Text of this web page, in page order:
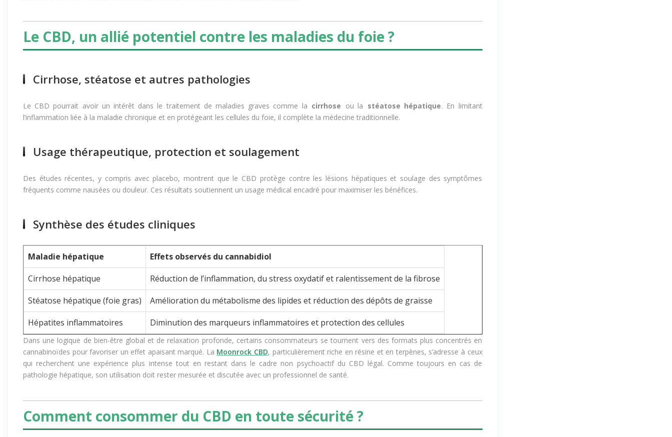
Le CBD, un allié potentiel contre les maladies du foie ?
Cirrhose, stéatose et autres pathologies
Le CBD pourrait avoir un intérêt dans le traitement de maladies graves comme lacirrhoseou lastéatose hépatique
Usage thérapeutique, protection et soulagement
Des études récentes, y compris avec placebo, montrent que le CBD protège contre les lésions hépatiques et soulage des symptômes
Synthèse des études cliniques
Maladie hépatique
Effets observés du cannabidiol
Cirrhose hépatique
Réduction de l’inflammation, du stress oxydatif et ralentissement de la fibrose
Stéatose hépatique (foie gras)
Amélioration du métabolisme des lipides et réduction des dépôts de graisse
Hépatites inflammatoires
Diminution des marqueurs inflammatoires et protection des cellules
Dans une logique de bien-être global et de relaxation profonde, certains consommateurs se tournent vers des formats plus concentrés en
cannabinoïdes pour favoriser un effet apaisant marqué. LaMoonrock CBD, particulièrement riche en résine et en terpènes, s’adresse à ceux
qui recherchent une expérience plus intense tout en restant dans le cadre non psychoactif du CBD légal. Comme toujours en cas de
Comment consommer du CBD en toute sécurité ?